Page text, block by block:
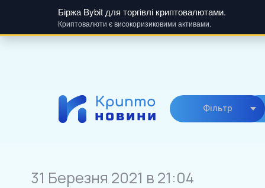
Біржа Bybit для торгівлі криптовалютами.
Криптовалюти є високоризиковими активами.
Фiльтр
31 Березня 2021 в 21:04